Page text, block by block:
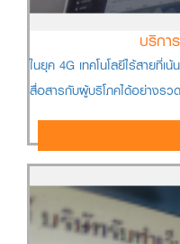
บริกา
ในยุค 4G เทคโนโลยีไร้สายที่
สื่อสารกับผู้บริโภคได้อย่างรว